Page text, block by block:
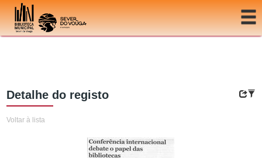
Ir para o conteúdo
Detalhe do registo
Voltar à lista